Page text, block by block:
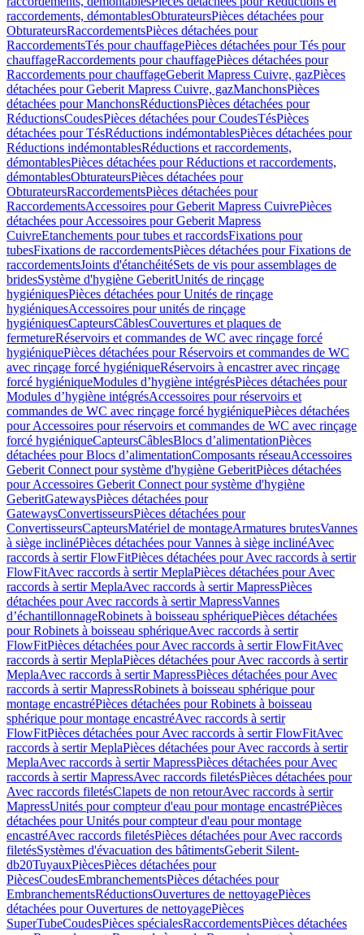
raccordements, démontablesObturateursPièces détachées pour
ObturateursRaccordementsPièces détachées pour
RaccordementsTés pour chauffagePièces détachées pour Tés pour
chauffageRaccordements pour chauffagePièces détachées pour
Raccordements pour chauffageGeberit Mapress Cuivre, gazPièces
détachées pour Geberit Mapress Cuivre, gazManchonsPièces
détachées pour ManchonsRéductionsPièces détachées pour
RéductionsCoudesPièces détachées pour CoudesTésPièces
détachées pour TésRéductions indémontablesPièces détachées pour
Réductions indémontablesRéductions et raccordements,
démontablesPièces détachées pour Réductions et raccordements,
démontablesObturateursPièces détachées pour
ObturateursRaccordementsPièces détachées pour
RaccordementsAccessoires pour Geberit Mapress CuivrePièces
détachées pour Accessoires pour Geberit Mapress
CuivreEtanchements pour tubes et raccordsFixations pour
tubesFixations de raccordementsPièces détachées pour Fixations de
raccordementsJoints d'étanchéitéSets de vis pour assemblages de
bridesSystème d'hygiène GeberitUnités de rinçage
hygiéniquesPièces détachées pour Unités de rinçage
hygiéniquesAccessoires pour unités de rinçage
hygiéniquesCapteursCâblesCouvertures et plaques de
fermetureRéservoirs et commandes de WC avec rinçage forcé
hygiéniquePièces détachées pour Réservoirs et commandes de WC
avec rinçage forcé hygiéniqueRéservoirs à encastrer avec rinçage
forcé hygiéniqueModules d’hygiène intégrésPièces détachées pour
Modules d’hygiène intégrésAccessoires pour réservoirs et
commandes de WC avec rinçage forcé hygiéniquePièces détachées
pour Accessoires pour réservoirs et commandes de WC avec rinçage
forcé hygiéniqueCapteursCâblesBlocs d’alimentationPièces
détachées pour Blocs d’alimentationComposants réseauAccessoires
Geberit Connect pour système d'hygiène GeberitPièces détachées
pour Accessoires Geberit Connect pour système d'hygiène
GeberitGatewaysPièces détachées pour
GatewaysConvertisseursPièces détachées pour
ConvertisseursCapteursMatériel de montageArmatures brutesVannes
à siège inclinéPièces détachées pour Vannes à siège inclinéAvec
raccords à sertir FlowFitPièces détachées pour Avec raccords à sertir
FlowFitAvec raccords à sertir MeplaPièces détachées pour Avec
raccords à sertir MeplaAvec raccords à sertir MapressPièces
détachées pour Avec raccords à sertir MapressVannes
d’échantillonnageRobinets à boisseau sphériquePièces détachées
pour Robinets à boisseau sphériqueAvec raccords à sertir
FlowFitPièces détachées pour Avec raccords à sertir FlowFitAvec
raccords à sertir MeplaPièces détachées pour Avec raccords à sertir
MeplaAvec raccords à sertir MapressPièces détachées pour Avec
raccords à sertir MapressRobinets à boisseau sphérique pour
montage encastréPièces détachées pour Robinets à boisseau
sphérique pour montage encastréAvec raccords à sertir
FlowFitPièces détachées pour Avec raccords à sertir FlowFitAvec
raccords à sertir MeplaPièces détachées pour Avec raccords à sertir
MeplaAvec raccords à sertir MapressPièces détachées pour Avec
raccords à sertir MapressAvec raccords filetésPièces détachées pour
Avec raccords filetésClapets de non retourAvec raccords à sertir
MapressUnités pour compteur d'eau pour montage encastréPièces
détachées pour Unités pour compteur d'eau pour montage
encastréAvec raccords filetésPièces détachées pour Avec raccords
filetésSystèmes d'évacuation des bâtimentsGeberit Silent-
db20TuyauxPiècesPièces détachées pour
PiècesCoudesEmbranchementsPièces détachées pour
EmbranchementsRéductionsOuvertures de nettoyagePièces
détachées pour Ouvertures de nettoyagePièces
SuperTubeCoudesPièces spécialesRaccordementsPièces détachées